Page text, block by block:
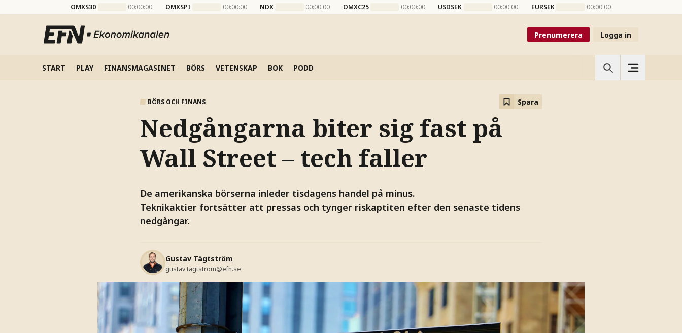
OMXS30 00:00:00 OMXSPI 00:00:00 NDX 00:00:00 OMXC25 00:00:00 USDSEK 00:00:00 EURSEK 00:00:00
Prenumerera Logga in
START PLAY FINANSMAGASINET BÖRS VETENSKAP BOK PODD
BÖRS OCH FINANS Spara
Nedgångarna biter sig fast på
Wall Street – tech faller
De amerikanska börserna inleder tisdagens handel på minus.
Teknikaktier fortsätter att pressas och tynger riskaptiten efter den senaste tidens
nedgångar.
Gustav Tägtström
gustav.tagtstrom@efn.se